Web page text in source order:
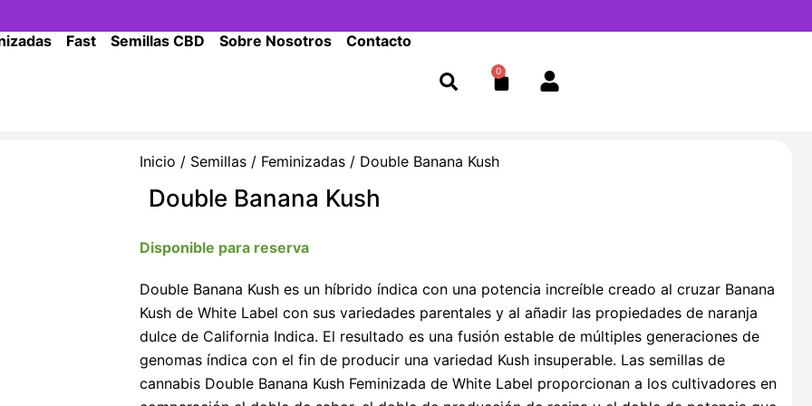
Fast Semillas CBD Sobre Nosotros Contacto
0
Cart
Inicio / Semillas/ Feminizadas/ Double Banana Kush
Double Banana Kush
Disponible para reserva
Double Banana Kush es un híbrido índica con una potencia increíble creado al cruzar Banana
Kush de White Label con sus variedades parentales y al añadir las propiedades de naranja
dulce de California Indica. El resultado es una fusión estable de múltiples generaciones de
genomas índica con el fin de producir una variedad Kush insuperable. Las semillas de
cannabis Double Banana Kush Feminizada de White Label proporcionan a los cultivadores en